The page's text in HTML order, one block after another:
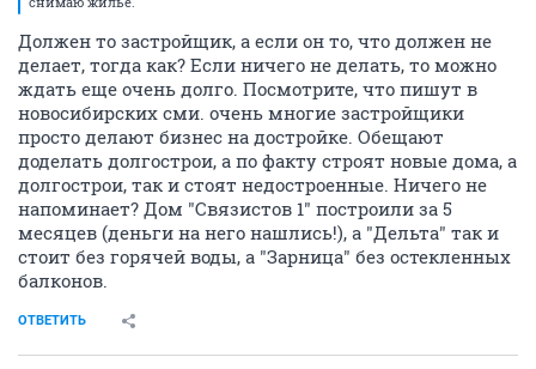
Должен то застройщик, а если он то, что должен не
делает, тогда как? Если ничего не делать, то можно
ждать еще очень долго. Посмотрите, что пишут в
новосибирских сми. очень многие застройщики
просто делают бизнес на достройке. Обещают
доделать долгострои, а по факту строят новые дома, а
долгострои, так и стоят недостроенные. Ничего не
напоминает? Дом "Связистов 1" построили за 5
месяцев (деньги на него нашлись!), а "Дельта" так и
стоит без горячей воды, а "Зарница" без остекленных
балконов.
ОТВЕТИТЬ